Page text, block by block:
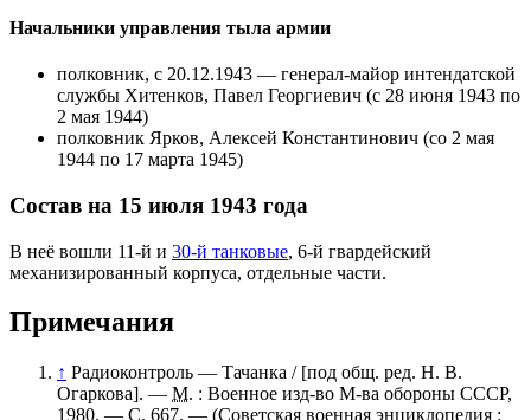
Начальники управления тыла армии
полковник, с 20.12.1943 — генерал-майор интендатской
службы Хитенков, Павел Георгиевич (с 28 июня 1943 по
2 мая 1944)
полковник Ярков, Алексей Константинович (со 2 мая
1944 по 17 марта 1945)
Состав на 15 июля 1943 года
В неё вошли 11-й и 30-й танковые, 6-й гвардейский
механизированный корпуса, отдельные части.
Примечания
↑ Радиоконтроль — Тачанка / [под общ. ред. Н. В.
Огаркова]. — М. : Военное изд-во М-ва обороны СССР,
1980. — С. 667. — (Советская военная энциклопедия :